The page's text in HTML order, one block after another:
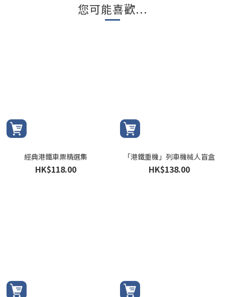
您可能喜歡...
經典港鐵車票精選集
HK$118.00
「港鐵重機」列車機械人盲盒
HK$138.00